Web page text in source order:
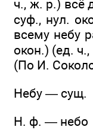
ч., ж. р.) всё
суф., нул.
всему небу
окон.) (ед.
(По И.
Небу — сущ.
Н. ф. — небо